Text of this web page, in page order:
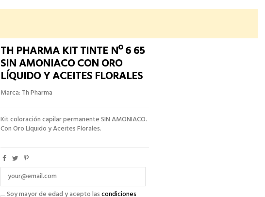
TH PHARMA KIT TINTE Nº 6 65
SIN AMONIACO CON ORO
LÍQUIDO Y ACEITES FLORALES
Marca: Th Pharma
Kit coloración capilar permanente SIN AMONIACO.
Con Oro Líquido y Aceites Florales.
Soy mayor de edad y acepto lascondiciones